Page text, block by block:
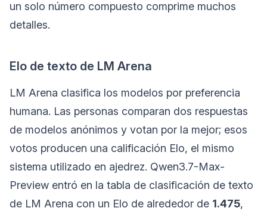
un solo número compuesto comprime muchos
detalles.
Elo de texto de LM Arena
LM Arena clasifica los modelos por preferencia
humana. Las personas comparan dos respuestas
de modelos anónimos y votan por la mejor; esos
votos producen una calificación Elo, el mismo
sistema utilizado en ajedrez. Qwen3.7-Max-
Preview entró en la tabla de clasificación de texto
de LM Arena con un Elo de alrededor de 1.475,